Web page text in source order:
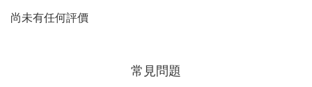
尚未有任何評價
常見問題